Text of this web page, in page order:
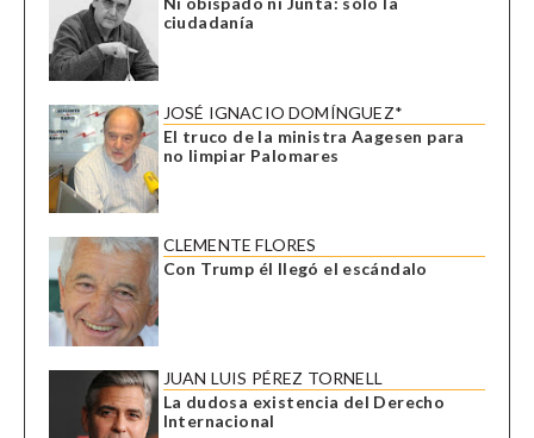
ciudadanía
JOSÉ IGNACIO DOMÍNGUEZ*
El truco de la ministra Aagesen para
no limpiar Palomares
CLEMENTE FLORES
Con Trump él llegó el escándalo
JUAN LUIS PÉREZ TORNELL
La dudosa existencia del Derecho
Internacional